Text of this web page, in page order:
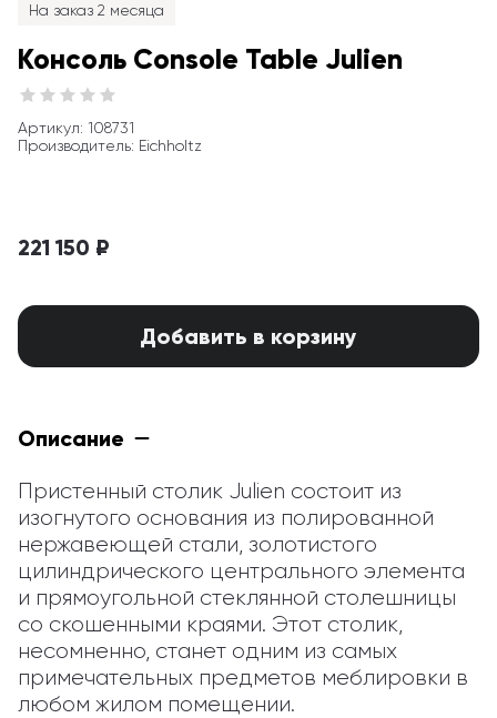
На заказ 2 месяца
Консоль Console Table Julien
Артикул: 108731
Производитель: Eichholtz
221 150 ₽
Добавить в корзину
Описание
Пристенный столик Julien состоит из
изогнутого основания из полированной
нержавеющей стали, золотистого
цилиндрического центрального элемента
и прямоугольной стеклянной столешницы
со скошенными краями. Этот столик,
несомненно, станет одним из самых
примечательных предметов меблировки в
любом жилом помещении.